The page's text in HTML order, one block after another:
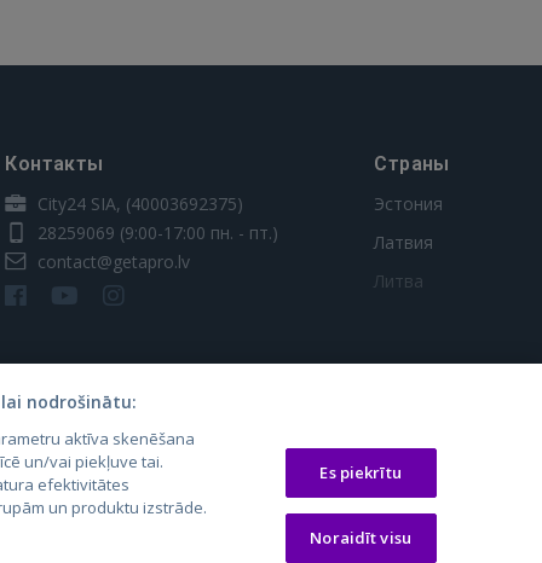
Контакты
City24 SIA, (40003692375)
28259069 (9:00-17:00 пн. - пт.)
contact@getapro.lv
Страны
Эстония
Латвия
Литва
nodrošinātu:
aktīva skenēšana
un/vai piekļuve tai.
efektivitātes
un produktu izstrāde.
Es piekrītu
Noraidīt visu